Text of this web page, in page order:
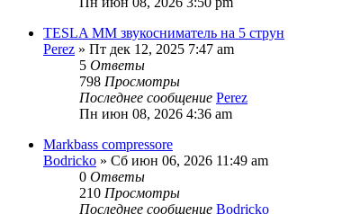
TESLA MM звукосниматель на 5 струн
Perez » Пт дек 12, 2025 7:47 am
5 Ответы
798 Просмотры
Последнее сообщение Perez
Пн июн 08, 2026 4:36 am
Markbass compressore
Bodricko » Сб июн 06, 2026 11:49 am
0 Ответы
210 Просмотры
Последнее сообщение Bodricko